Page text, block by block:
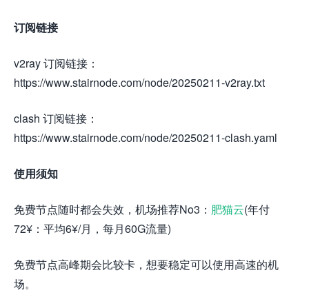
订阅链接
v2ray 订阅链接：
https://www.stairnode.com/node/20250211-v2ray.txt
clash 订阅链接：
https://www.stairnode.com/node/20250211-clash.yaml
使用须知
免费节点随时都会失效，机场推荐No3： 肥猫云(年付
72¥：平均6¥/月，每月60G流量)
免费节点高峰期会比较卡，想要稳定可以使用高速的机
场。